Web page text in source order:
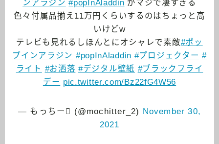
ンアラジン #popInAladdin がマジで凄すぎる
色々付属品揃え11万円くらいするのはちょっと高
いけどw
テレビも見れるしほんとにオシャレで素敵#ポッ
プインアラジン #popInAladdin #プロジェクター #
ライト #お洒落 #デジタル壁紙 #ブラックフライ
デー pic.twitter.com/Bz22fG4W56
— もっちー (@mochitter_2) November 30,
2021